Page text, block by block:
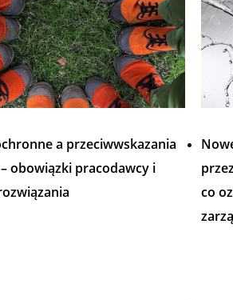
a przeciwwskazania
obowiązki pracodawcy i
co